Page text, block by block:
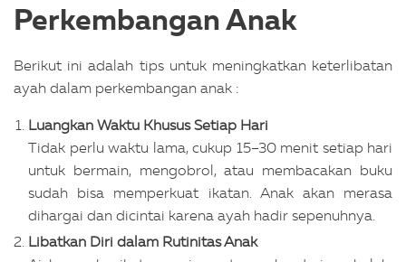
Perkembangan Anak
Berikut ini adalah tips untuk meningkatkan keterlibatan
ayah dalam perkembangan anak :
Luangkan Waktu Khusus Setiap Hari
Tidak perlu waktu lama, cukup 15–30 menit setiap hari
untuk bermain, mengobrol, atau membacakan buku
sudah bisa memperkuat ikatan. Anak akan merasa
dihargai dan dicintai karena ayah hadir sepenuhnya.
Libatkan Diri dalam Rutinitas Anak